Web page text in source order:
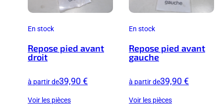
En stock
Repose pied avant
droit
à partir de39,90 €
Voir les pièces
En stock
Repose pied avant
gauche
à partir de39,90 €
Voir les pièces